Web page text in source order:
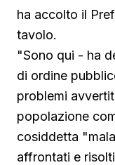
ha accolto il
tavolo.
"Sono qui - ha
di ordine
problemi
popolazione
cosiddetta
affrontati e